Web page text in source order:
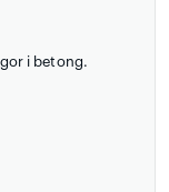
i betong.